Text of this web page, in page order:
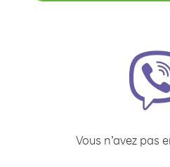
Vous n’avez pas